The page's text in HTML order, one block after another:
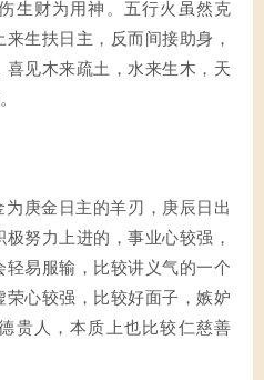
生财为用神。五行火虽然克
生扶日主，反而间接助身，
见木来疏土，水来生木，天
庚金日主的羊刃，庚辰日出
努力上进的，事业心较强，
轻易服输，比较讲义气的一个
荣心较强，比较好面子，嫉妒
贵人，本质上也比较仁慈善